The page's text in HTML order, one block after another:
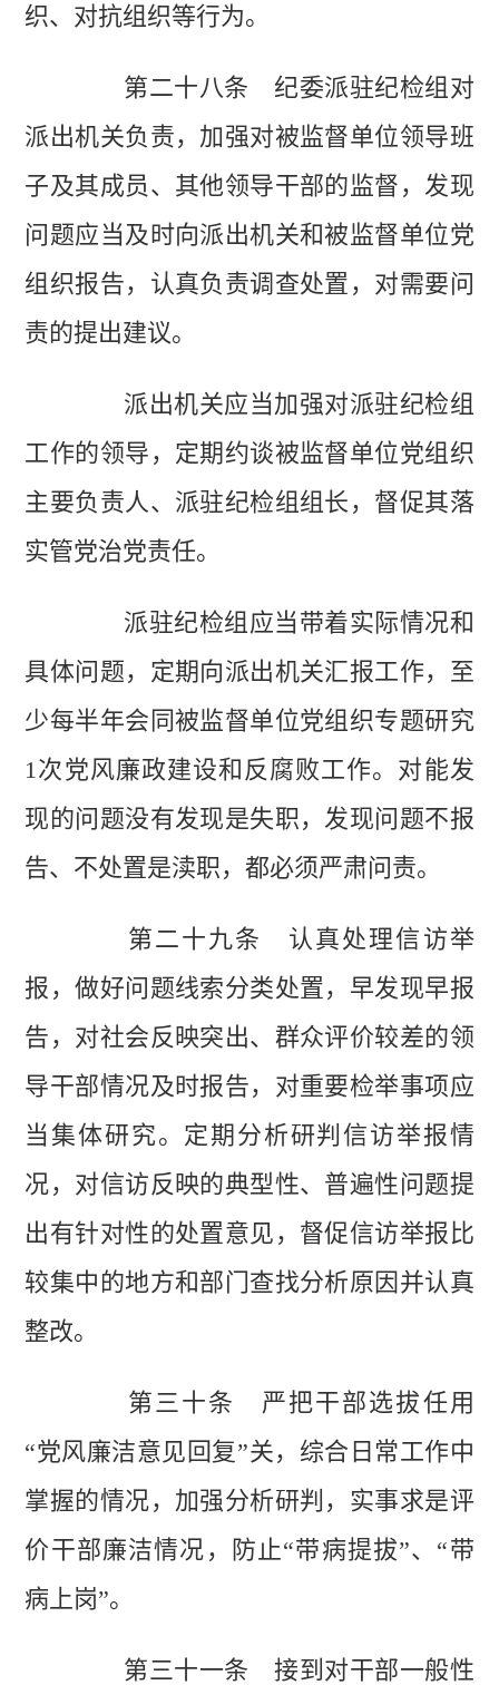
织、对抗组织等行为。
第二十八条 纪委派驻纪检组对
派出机关负责，加强对被监督单位领导班
子及其成员、其他领导干部的监督，发现
问题应当及时向派出机关和被监督单位党
组织报告，认真负责调查处置，对需要问
责的提出建议。
派出机关应当加强对派驻纪检组
工作的领导，定期约谈被监督单位党组织
主要负责人、派驻纪检组组长，督促其落
实管党治党责任。
派驻纪检组应当带着实际情况和
具体问题，定期向派出机关汇报工作，至
少每半年会同被监督单位党组织专题研究
1次党风廉政建设和反腐败工作。对能发
现的问题没有发现是失职，发现问题不报
告、不处置是渎职，都必须严肃问责。
第二十九条 认真处理信访举
报，做好问题线索分类处置，早发现早报
告，对社会反映突出、群众评价较差的领
导干部情况及时报告，对重要检举事项应
当集体研究。定期分析研判信访举报情
况，对信访反映的典型性、普遍性问题提
出有针对性的处置意见，督促信访举报比
较集中的地方和部门查找分析原因并认真
整改。
第三十条 严把干部选拔任用
“党风廉洁意见回复”关，综合日常工作中
掌握的情况，加强分析研判，实事求是评
价干部廉洁情况，防止“带病提拔”、“带
病上岗”。
第三十一条 接到对干部一般性